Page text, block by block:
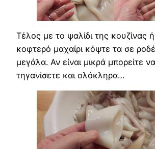
Τέλος με το ψαλίδι της κουζίνας
κοφτερό μαχαίρι κόψτε τα σε
μεγάλα. Αν είναι μικρά μπορείτε
τηγανίσετε και ολόκληρα…